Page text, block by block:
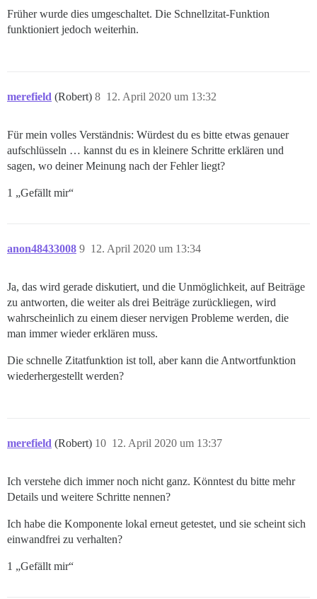
Früher wurde dies umgeschaltet. Die Schnellzitat-Funktion
funktioniert jedoch weiterhin.
merefield (Robert) 12. April 2020 um 13:32
8
Für mein volles Verständnis: Würdest du es bitte etwas genauer
aufschlüsseln … kannst du es in kleinere Schritte erklären und
sagen, wo deiner Meinung nach der Fehler liegt?
1 „Gefällt mir“
anon48433008 12. April 2020 um 13:34
9
Ja, das wird gerade diskutiert, und die Unmöglichkeit, auf Beiträge
zu antworten, die weiter als drei Beiträge zurückliegen, wird
wahrscheinlich zu einem dieser nervigen Probleme werden, die
man immer wieder erklären muss.
Die schnelle Zitatfunktion ist toll, aber kann die Antwortfunktion
wiederhergestellt werden?
merefield (Robert) 12. April 2020 um 13:37
10
Ich verstehe dich immer noch nicht ganz. Könntest du bitte mehr
Details und weitere Schritte nennen?
Ich habe die Komponente lokal erneut getestet, und sie scheint sich
einwandfrei zu verhalten?
1 „Gefällt mir“